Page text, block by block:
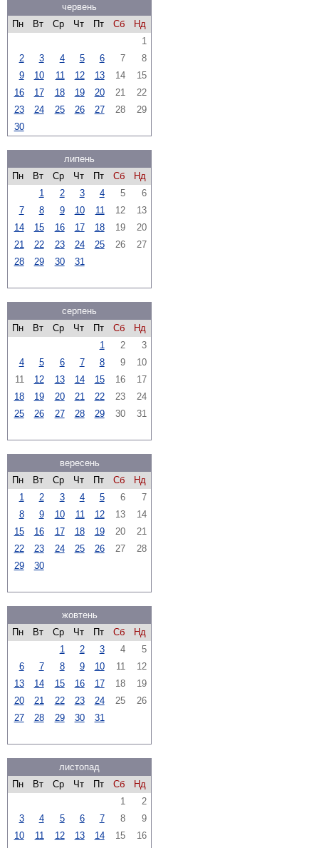
червень
Пн
Вт Ср Чт Пт Сб
Нд
1
2
3 4 5 6 7
8
9
10 11 12 13 14
15
16
17 18 19 20 21
22
23
24 25 26 27 28
29
30
липень
Пн
Вт Ср Чт Пт Сб
Нд
1
2 3 4 5
6
7
8 9 10 11 12
13
14
15 16 17 18 19
20
21
22 23 24 25 26
27
28
29 30 31
серпень
Пн
Вт Ср Чт Пт Сб
Нд
1
2
3
4
5 6 7 8 9
10
11
12 13 14 15 16
17
18
19 20 21 22 23
24
25
26 27 28 29 30 31
вересень
Пн
Вт Ср Чт Пт Сб
Нд
1
2 3 4 5 6
7
8
9 10 11 12 13
14
15
16 17 18 19 20
21
22
23 24 25 26 27
28
29
30
жовтень
Пн
Вт Ср Чт Пт Сб
Нд
1
2 3 4
5
6
7 8 9 10 11
12
13
14 15 16 17 18
19
20
21 22 23 24 25
26
27
28 29 30 31
листопад
Пн
Вт Ср Чт Пт Сб
Нд
1
2
3
4 5 6 7 8
9
10
11 12 13 14 15
16